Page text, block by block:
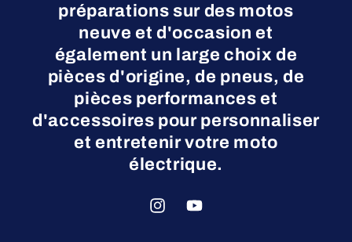
préparations sur des motos
neuve et d'occasion et
également un large choix de
pièces d'origine, de pneus, de
pièces performances et
d'accessoires pour personnaliser
et entretenir votre moto
électrique.
InstagramYouTube